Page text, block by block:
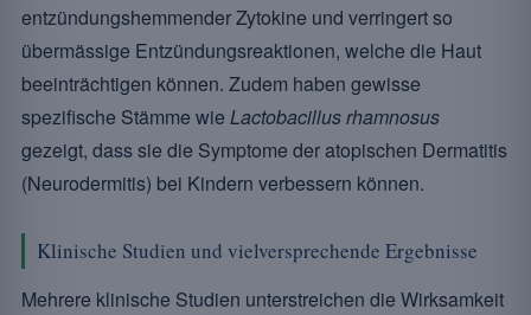
entzündungshemmender Zytokine und verringert so
übermässige Entzündungsreaktionen, welche die Haut
beeinträchtigen können. Zudem haben gewisse
spezifische Stämme wie Lactobacillus rhamnosus
gezeigt, dass sie die Symptome der atopischen Dermatitis
(Neurodermitis) bei Kindern verbessern können.
Klinische Studien und vielversprechende Ergebnisse
Mehrere klinische Studien unterstreichen die Wirksamkeit